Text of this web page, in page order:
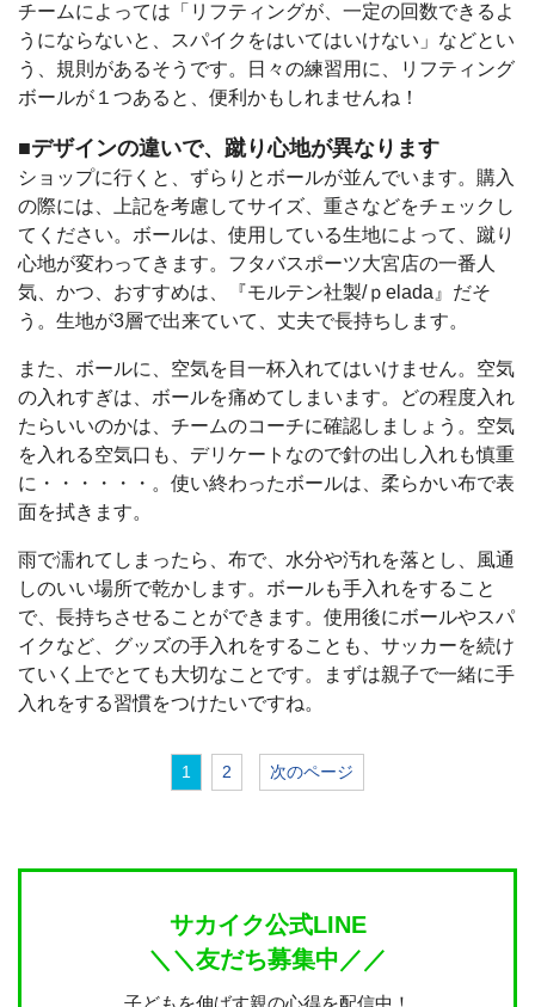
チームによっては「リフティングが、一定の回数できるよ
うにならないと、スパイクをはいてはいけない」などとい
う、規則があるそうです。日々の練習用に、リフティング
ボールが１つあると、便利かもしれませんね！
■デザインの違いで、蹴り心地が異なります
ショップに行くと、ずらりとボールが並んでいます。購入
の際には、上記を考慮してサイズ、重さなどをチェックし
てください。ボールは、使用している生地によって、蹴り
心地が変わってきます。フタバスポーツ大宮店の一番人
気、かつ、おすすめは、『モルテン社製/ｐelada』だそ
う。生地が3層で出来ていて、丈夫で長持ちします。
また、ボールに、空気を目一杯入れてはいけません。空気
の入れすぎは、ボールを痛めてしまいます。どの程度入れ
たらいいのかは、チームのコーチに確認しましょう。空気
を入れる空気口も、デリケートなので針の出し入れも慎重
に・・・・・・。使い終わったボールは、柔らかい布で表
面を拭きます。
雨で濡れてしまったら、布で、水分や汚れを落とし、風通
しのいい場所で乾かします。ボールも手入れをすること
で、長持ちさせることができます。使用後にボールやスパ
イクなど、グッズの手入れをすることも、サッカーを続け
ていく上でとても大切なことです。まずは親子で一緒に手
入れをする習慣をつけたいですね。
1 2 次のページ
サカイク公式LINE
＼＼友だち募集中／／
子どもを伸ばす親の心得を配信中！